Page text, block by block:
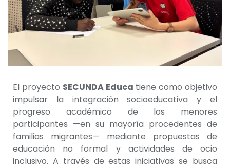
El proyecto SECUNDA Educa tiene como objetivo
impulsar la integración socioeducativa y el
progreso académico de los menores
participantes —en su mayoría procedentes de
familias migrantes— mediante propuestas de
educación no formal y actividades de ocio
inclusivo. A través de estas iniciativas se busca